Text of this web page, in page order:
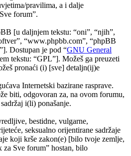
pravilima, a i dalje
forum”.
[u daljnjem tekstu: “oni”, “njih”,
“www.phpbb.com”, “phpBB
Dostupan je pod “GNU General
tekstu: “GPL”]. Možeš ga preuzeti
pronaći (i) [sve] detaljn(ij)e
Internetski bazirane rasprave.
biti, odgovoran za, na ovom forumu,
i(li) ponašanje.
bestidne, vulgarne,
seksualno orijentirane sadržaje
koji krše zakon(e) [bilo tvoje zemlje,
Sve forum” hostan, bilo